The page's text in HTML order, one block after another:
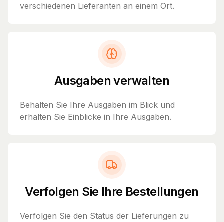
verschiedenen Lieferanten an einem Ort.
Ausgaben verwalten
Behalten Sie Ihre Ausgaben im Blick und
erhalten Sie Einblicke in Ihre Ausgaben.
Verfolgen Sie Ihre Bestellungen
Verfolgen Sie den Status der Lieferungen zu